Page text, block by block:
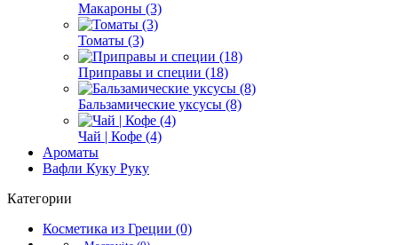
Макароны (3)
Томаты (3)
Приправы и специи (18)
Бальзамические уксусы (8)
Чай | Кофе (4)
Ароматы
Вафли Куку Руку
Категории
Косметика из Греции (0)